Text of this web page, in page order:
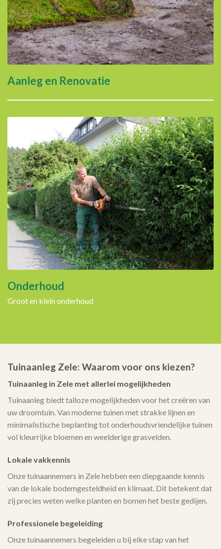
Aanleg en Renovatie
Onderhoud
Groot en klein onderhoud
Tuinaanleg Zele: Waarom voor ons kiezen?
Tuinaanleg in Zele met allerlei mogelijkheden
Tuinaanleg biedt talloze mogelijkheden voor het creëren van
uw droomtuin. Van moderne tuinen met strakke lijnen en
minimalistische beplanting tot onderhoudsvriendelijke tuinen
vol kleurrijke bloemen en weelderige grasvelden.
Lokale vakkennis
Onze tuinaannemers in Zele hebben een diepgaande kennis
van de lokale bodemgesteldheid en klimaat. Dit betekent dat
zij precies weten welke planten en bomen het beste gedijen.
Professionele begeleiding
Onze tuinaannemers begeleiden u bij elke stap van het